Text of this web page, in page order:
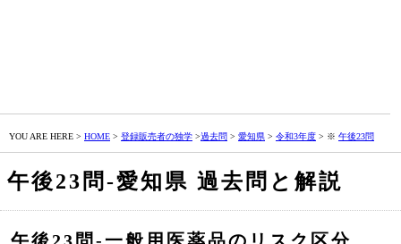
YOU ARE HERE > HOME > 登録販売者の独学 >過去問 > 愛知県 > 令和3年度 > ※ 午後23問
午後23問‐愛知県 過去問と解説